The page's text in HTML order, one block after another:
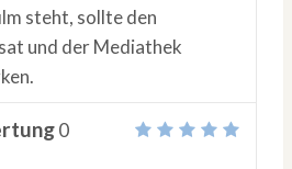
steht, sollte den
und der Mediathek
0